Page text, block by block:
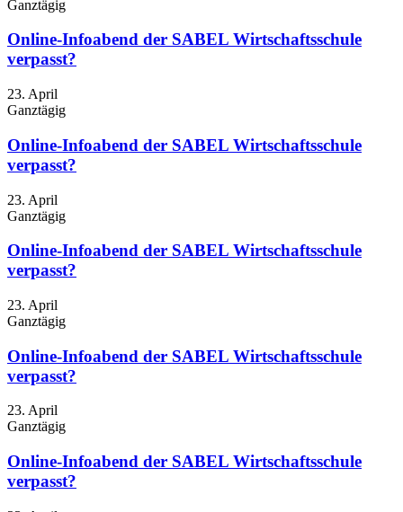
Ganztägig
Online-Infoabend der SABEL Wirtschaftsschule
verpasst?
23. April
Ganztägig
Online-Infoabend der SABEL Wirtschaftsschule
verpasst?
23. April
Ganztägig
Online-Infoabend der SABEL Wirtschaftsschule
verpasst?
23. April
Ganztägig
Online-Infoabend der SABEL Wirtschaftsschule
verpasst?
23. April
Ganztägig
Online-Infoabend der SABEL Wirtschaftsschule
verpasst?